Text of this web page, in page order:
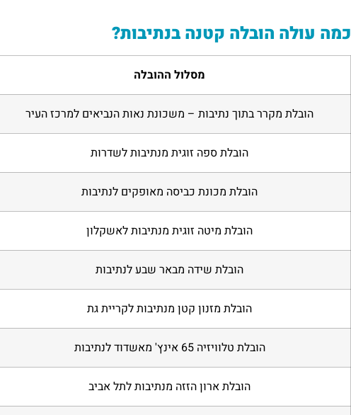
כמה עולה הובלה קטנה בנתיבות?
מסלול ההובלה
הובלת מקרר בתוך נתיבות – משכונת נאות הנביאים למרכז העיר
הובלת ספה זוגית מנתיבות לשדרות
הובלת מכונת כביסה מאופקים לנתיבות
הובלת מיטה זוגית מנתיבות לאשקלון
הובלת שידה מבאר שבע לנתיבות
הובלת מזנון קטן מנתיבות לקריית גת
הובלת טלוויזיה 65 אינץ' מאשדוד לנתיבות
הובלת ארון הזזה מנתיבות לתל אביב